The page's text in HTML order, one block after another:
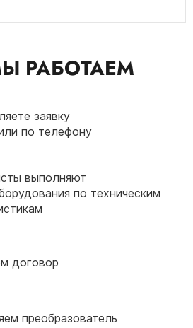
РАБОТАЕМ
заявку
по телефону
выполняют
по техническим
договор
преобразователь